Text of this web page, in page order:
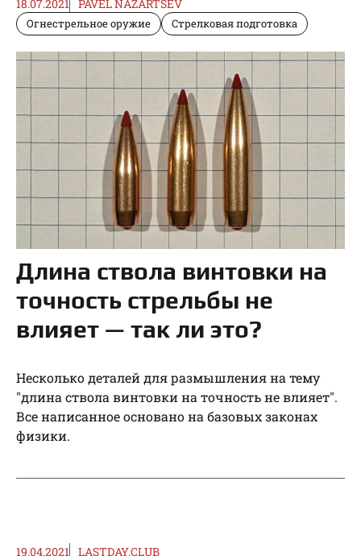
18.07.2021 PAVEL NAZARTSEV
Огнестрельное оружие Стрелковая подготовка
Длина ствола винтовки на
точность стрельбы не
влияет — так ли это?
Несколько деталей для размышления на тему
"длина ствола винтовки на точность не влияет".
Все написанное основано на базовых законах
физики.
19.04.2021 LASTDAY.CLUB